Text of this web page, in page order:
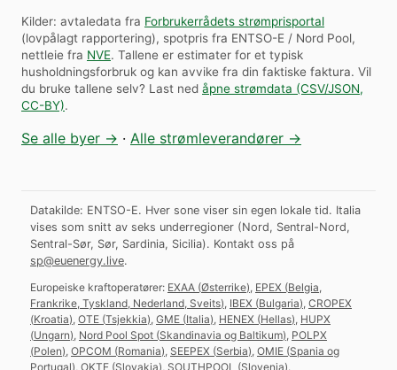
Kilder: avtaledata fra Forbrukerrådets strømprisportal
(lovpålagt rapportering), spotpris fra ENTSO-E / Nord Pool,
nettleie fra NVE. Tallene er estimater for et typisk
husholdningsforbruk og kan avvike fra din faktiske faktura. Vil
du bruke tallene selv? Last ned åpne strømdata (CSV/JSON,
CC-BY).
Se alle byer → · Alle strømleverandører →
Datakilde: ENTSO-E. Hver sone viser sin egen lokale tid. Italia
vises som snitt av seks underregioner (Nord, Sentral-Nord,
Sentral-Sør, Sør, Sardinia, Sicilia). Kontakt oss på
sp@euenergy.live.
Europeiske kraftoperatører: EXAA (Østerrike), EPEX (Belgia,
Frankrike, Tyskland, Nederland, Sveits), IBEX (Bulgaria), CROPEX
(Kroatia), OTE (Tsjekkia), GME (Italia), HENEX (Hellas), HUPX
(Ungarn), Nord Pool Spot (Skandinavia og Baltikum), POLPX
(Polen), OPCOM (Romania), SEEPEX (Serbia), OMIE (Spania og
Portugal) OKTE (Slovakia) SOUTHPOOL (Slovenia).